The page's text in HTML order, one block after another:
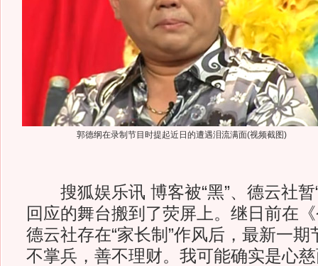
郭德纲在录制节目时提起近日的遭遇泪流满面(视频截图)
搜狐娱乐讯 博客被“黑”、德云社暂
回应的舞台搬到了荧屏上。继日前在
德云社存在“家长制”作风后，最新一期
不掌兵，善不理财。我可能确实是心